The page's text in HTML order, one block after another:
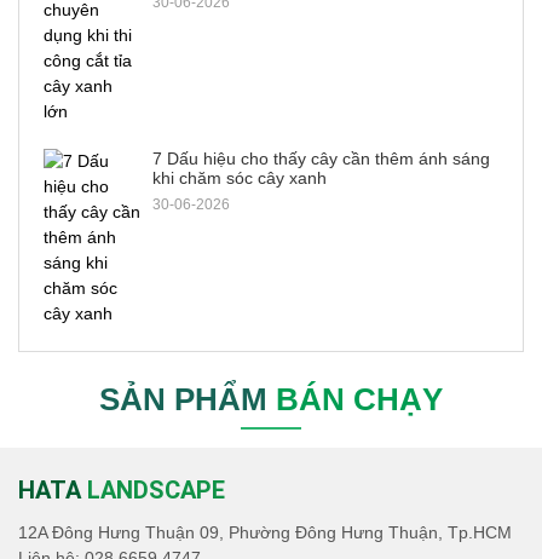
7 Dấu hiệu cho thấy cây cần thêm ánh sáng
khi chăm sóc cây xanh
30-06-2026
SẢN PHẨM BÁN CHẠY
HATA LANDSCAPE
12A Đông Hưng Thuận 09, Phường Đông Hưng Thuận, Tp.HCM